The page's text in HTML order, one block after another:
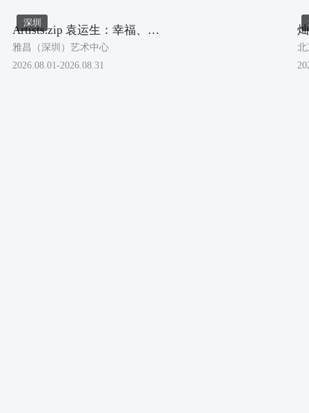
深圳
Artists.zip 袁运生：幸福、自由与未来
雅昌（深圳）艺术中心
2026.08.01-2026.08.31
北